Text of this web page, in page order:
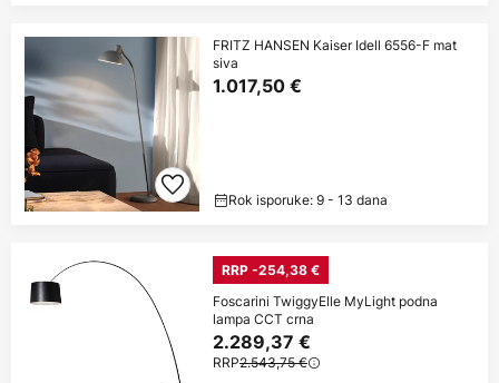
FRITZ HANSEN Kaiser Idell 6556-F mat
siva
1.017,50 €
Rok isporuke: 9 - 13 dana
RRP -254,38 €
Foscarini TwiggyElle MyLight podna
lampa CCT crna
2.289,37 €
RRP2.543,75 €